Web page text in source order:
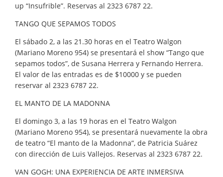
up “Insufrible”. Reservas al 2323 6787 22.
TANGO QUE SEPAMOS TODOS
El sábado 2, a las 21.30 horas en el Teatro Walgon
(Mariano Moreno 954) se presentará el show “Tango que
sepamos todos”, de Susana Herrera y Fernando Herrera.
El valor de las entradas es de $10000 y se pueden
reservar al 2323 6787 22.
EL MANTO DE LA MADONNA
El domingo 3, a las 19 horas en el Teatro Walgon
(Mariano Moreno 954), se presentará nuevamente la obra
de teatro “El manto de la Madonna”, de Patricia Suárez
con dirección de Luis Vallejos. Reservas al 2323 6787 22.
VAN GOGH: UNA EXPERIENCIA DE ARTE INMERSIVA